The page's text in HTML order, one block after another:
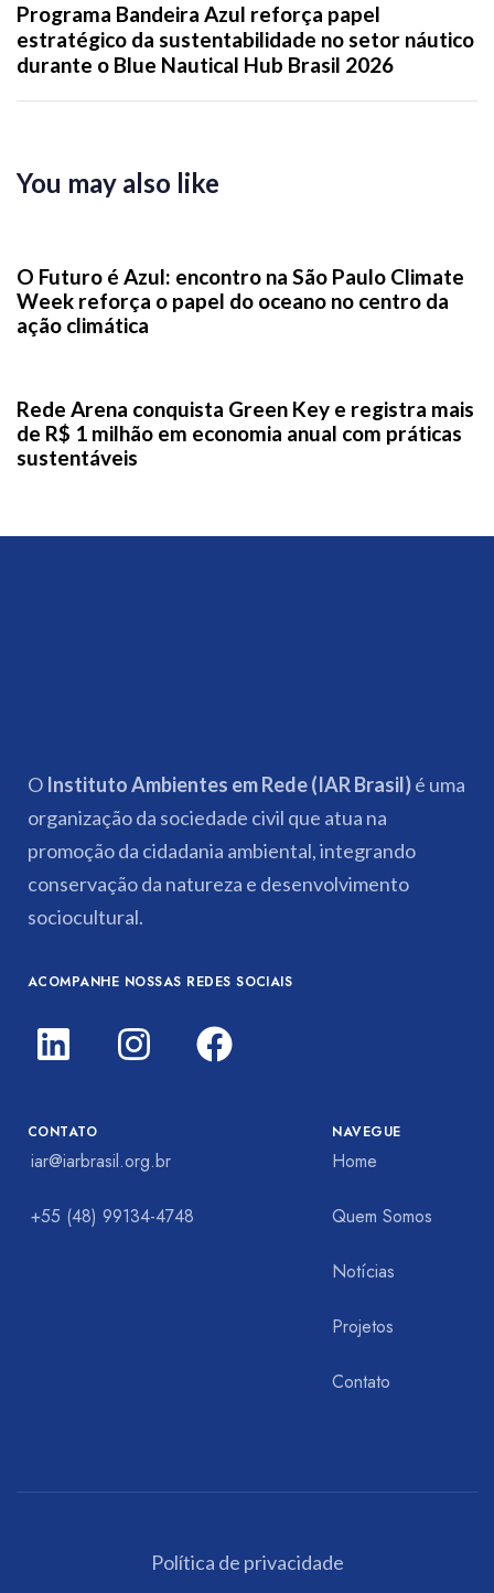
Programa Bandeira Azul reforça papel
estratégico da sustentabilidade no setor náutico
durante o Blue Nautical Hub Brasil 2026
You may also like
O Futuro é Azul: encontro na São Paulo Climate
Week reforça o papel do oceano no centro da
ação climática
Rede Arena conquista Green Key e registra mais
de R$ 1 milhão em economia anual com práticas
sustentáveis
O Instituto Ambientes em Rede (IAR Brasil)é uma
organização da sociedade civil que atua na
promoção da cidadania ambiental, integrando
conservação da natureza e desenvolvimento
sociocultural.
ACOMPANHE NOSSAS REDES SOCIAIS
NAVEGUE
Home
Quem Somos
Notícias
Projetos
Contato
CONTATO
iar@iarbrasil.org.br
+55 (48) 99134-4748
Política de privacidade